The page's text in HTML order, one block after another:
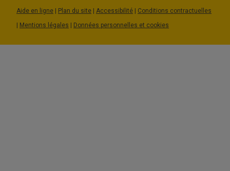
Aide en ligne Plan du site Accessibilité
Conditions contractuelles
Mentions légales Données personnelles et cookies